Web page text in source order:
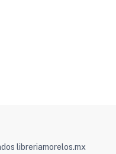
libreriamorelos.mx